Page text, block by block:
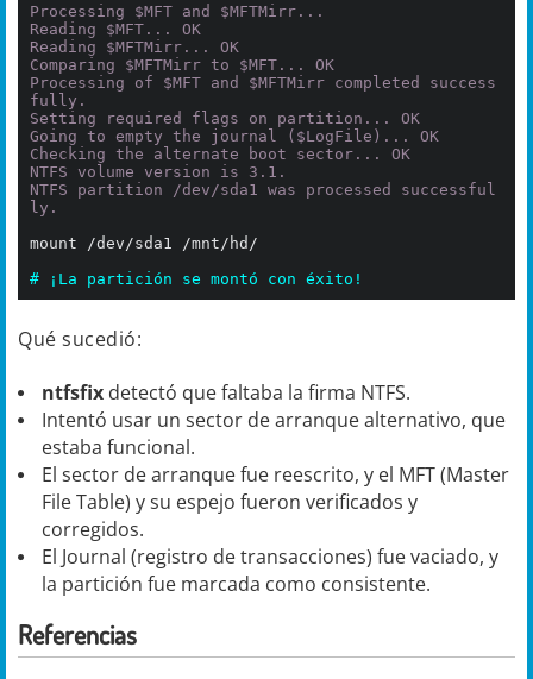
Processing $MFT and $MFTMirr...
Reading $MFT... OK
Reading $MFTMirr... OK
Comparing $MFTMirr to $MFT... OK
Processing of $MFT and $MFTMirr completed success
fully.
Setting required flags on partition... OK
Going to empty the journal ($LogFile)... OK
Checking the alternate boot sector... OK
NTFS volume version is 3.1.
NTFS partition /dev/sda1 was processed successful
ly.
mount /dev/sda1 /mnt/hd/
# ¡La partición se montó con éxito!
Qué sucedió:
ntfsfix detectó que faltaba la firma NTFS.
Intentó usar un sector de arranque alternativo, que
estaba funcional.
El sector de arranque fue reescrito, y el MFT (Master
File Table) y su espejo fueron verificados y
corregidos.
El Journal (registro de transacciones) fue vaciado, y
la partición fue marcada como consistente.
Referencias